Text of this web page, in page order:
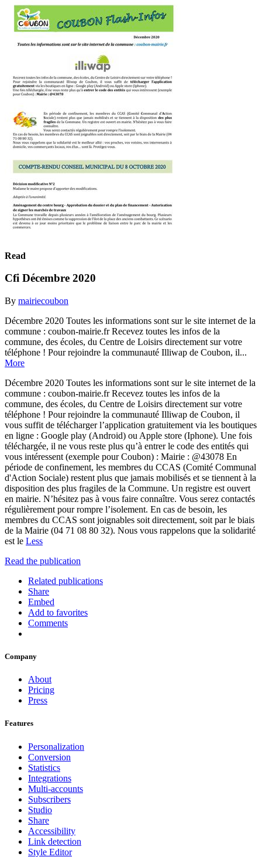
Read
Cfi Décembre 2020
By mairiecoubon
Décembre 2020 Toutes les informations sont sur le site internet de la
commune : coubon-mairie.fr Recevez toutes les infos de la
commune, des écoles, du Centre de Loisirs directement sur votre
téléphone ! Pour rejoindre la communauté Illiwap de Coubon, il...
More
Décembre 2020 Toutes les informations sont sur le site internet de la
commune : coubon-mairie.fr Recevez toutes les infos de la
commune, des écoles, du Centre de Loisirs directement sur votre
téléphone ! Pour rejoindre la communauté Illiwap de Coubon, il
vous suffit de télécharger l’application gratuitement via les boutiques
en ligne : Google play (Android) ou Apple store (Iphone). Une fois
téléchargée, il ne vous reste plus qu’à entrer le code des entités qui
vous intéressent (exemple pour Coubon) : Mairie : @43078 En
période de confinement, les membres du CCAS (Comité Communal
d'Action Sociale) restent plus que jamais mobilisés et se tiennent à la
disposition des plus fragiles de la Commune. Un registre est ouvert
en mairie. N’hésitez pas à vous faire connaître. Vous serez contactés
régulièrement pour rompre l’isolement. En cas de besoin, les
membres du CCAS sont joignables soit directement, soit par le biais
de la Mairie (04 71 08 80 32). Nous vous rappelons que la solidarité
est le Less
Read the publication
Related publications
Share
Embed
Add to favorites
Comments
Company
About
Pricing
Press
Features
Personalization
Conversion
Statistics
Integrations
Multi-accounts
Subscribers
Studio
Share
Accessibility
Link detection
Style Editor